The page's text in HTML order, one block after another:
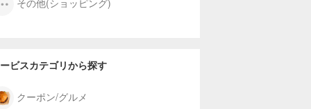
ビスカテゴリから探す
クーポン/グルメ